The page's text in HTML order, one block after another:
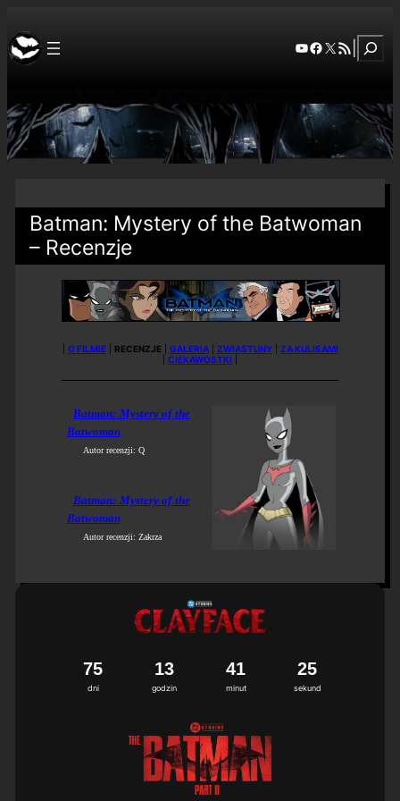
YouTube
Facebook
X RSS Feed
Batman: Mystery of the Batwoman
– Recenzje
O FILMIE| RECENZJE| GALERIA| ZWIASTUNY| ZA KULISAMI
CIEKAWOSTKI
Batman: Mystery of the
Batwoman
Autor recenzji: Q
Batman: Mystery of the
Batwoman
Autor recenzji: Zakrza
dni
75
godzin
13
minut
41
sekund
24
5